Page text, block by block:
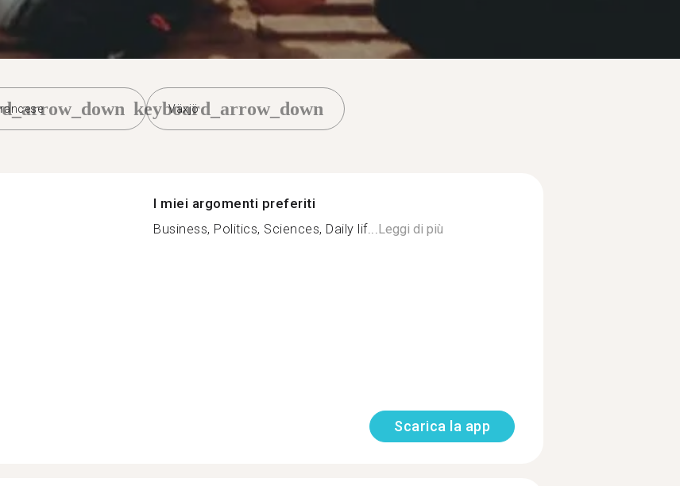
Växjö
keyboard_arrow_down
I miei argomenti preferiti
Business, Politics, Sciences, Daily lif...Leggi di più
Scarica la app